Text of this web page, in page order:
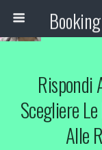
Rispondi
Scegliere
Alle